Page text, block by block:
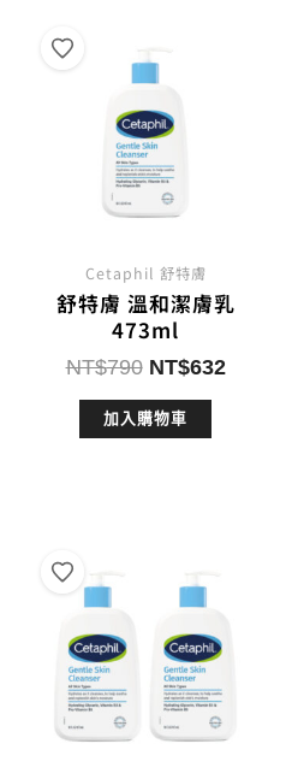
序
Cetaphil 舒特膚
舒特膚 溫和潔膚乳
473ml
NT$790 原
始
價
NT$632目
加入購物車